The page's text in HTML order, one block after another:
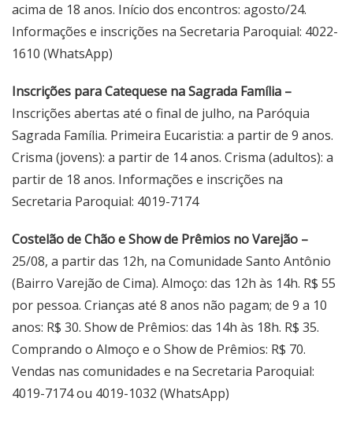
acima de 18 anos. Início dos encontros: agosto/24.
Informações e inscrições na Secretaria Paroquial: 4022-
1610 (WhatsApp)
Inscrições para Catequese na Sagrada Família –
Inscrições abertas até o final de julho, na Paróquia
Sagrada Família. Primeira Eucaristia: a partir de 9 anos.
Crisma (jovens): a partir de 14 anos. Crisma (adultos): a
partir de 18 anos. Informações e inscrições na
Secretaria Paroquial: 4019-7174
Costelão de Chão e Show de Prêmios no Varejão –
25/08, a partir das 12h, na Comunidade Santo Antônio
(Bairro Varejão de Cima). Almoço: das 12h às 14h. R$ 55
por pessoa. Crianças até 8 anos não pagam; de 9 a 10
anos: R$ 30. Show de Prêmios: das 14h às 18h. R$ 35.
Comprando o Almoço e o Show de Prêmios: R$ 70.
Vendas nas comunidades e na Secretaria Paroquial:
4019-7174 ou 4019-1032 (WhatsApp)